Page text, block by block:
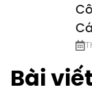
Bài